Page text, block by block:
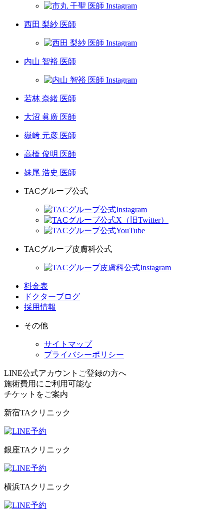
西田 梨紗 医師
内山 智裕 医師
若林 奈緒 医師
大沼 眞廣 医師
嶽﨑 元彦 医師
高橋 俊明 医師
妹尾 浩史 医師
TACグループ公式
TACグループ皮膚科公式
料金表
ドクターブログ
採用情報
その他
サイトマップ
プライバシーポリシー
LINE公式アカウントご登録の方へ
施術費用にご利用可能な
チケット をご案内
新宿TAクリニック
銀座TAクリニック
横浜TAクリニック